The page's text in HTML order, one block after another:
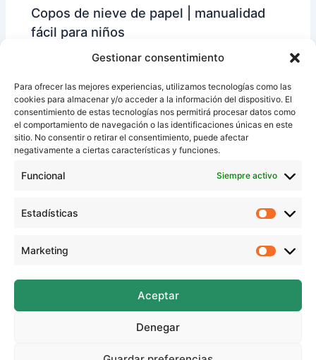
Gestionar consentimiento
Para ofrecer las mejores experiencias, utilizamos tecnologías como las
cookies para almacenar y/o acceder a la información del dispositivo. El
consentimiento de estas tecnologías nos permitirá procesar datos como
el comportamiento de navegación o las identificaciones únicas en este
sitio. No consentir o retirar el consentimiento, puede afectar
negativamente a ciertas características y funciones.
Funcional Siempre activo
Estadísticas
Marketing
Aceptar
Denegar
Copos de nieve de papel | manualidad
fácil para niños
manualidad fácil para niños con rollos de